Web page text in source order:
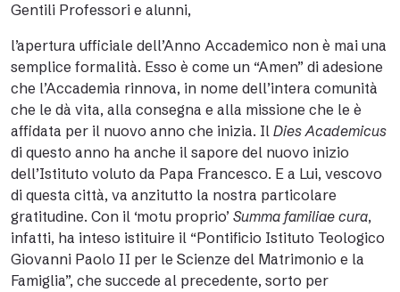
Gentili Professori e alunni,
l’apertura ufficiale dell’Anno Accademico non è mai una
semplice formalità. Esso è come un “Amen” di adesione
che l’Accademia rinnova, in nome dell’intera comunità
che le dà vita, alla consegna e alla missione che le è
affidata per il nuovo anno che inizia. Il Dies Academicus
di questo anno ha anche il sapore del nuovo inizio
dell’Istituto voluto da Papa Francesco. E a Lui, vescovo
di questa città, va anzitutto la nostra particolare
gratitudine. Con il ‘motu proprio’ Summa familiae cura,
infatti, ha inteso istituire il “Pontificio Istituto Teologico
Giovanni Paolo II per le Scienze del Matrimonio e la
Famiglia”, che succede al precedente, sorto per